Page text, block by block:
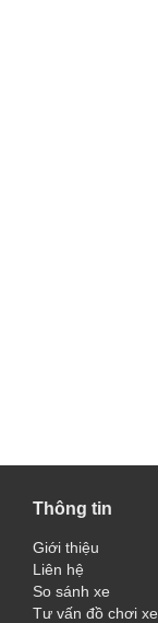
Thông tin
Giới thiệu
Liên hệ
So sánh xe
Tư vấn đồ chơi xe